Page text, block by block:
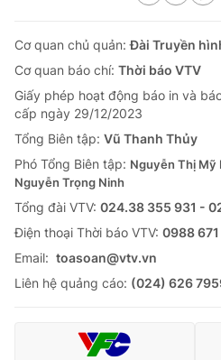
Cơ quan chủ quản:Đài Truyền
Cơ quan báo chí: Thời báo VTV
Giấy phép hoạt động báo in và
cấp ngày 29/12/2023
Tổng Biên tập: Vũ Thanh Thủy
Phó Tổng Biên tập: Nguyễn Thị Mỹ
Nguyễn Trọng Ninh
Tổng đài VTV: 024.38 355 931 -
Ðiện thoại Thời báo VTV: 0988 671
Email: toasoan@vtv.vn
Liên hệ quảng cáo: (024) 626